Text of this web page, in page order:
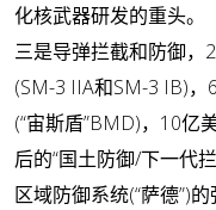
化核武器研发的重头。
三是导弹拦截和防御，
(SM-3 IIA和SM-3 IB)
(“宙斯盾”BMD)，10亿
后的“国土防御/下一代
区域防御系统(“萨德”)